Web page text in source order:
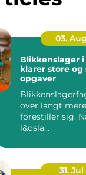
03. Aug
Blikkenslager
klarer store og
opgaver
over langt
forestiller sig.
l&osla...
31. Jul